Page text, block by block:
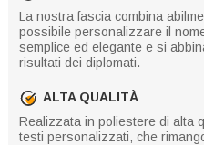
La nostra fascia combina
possibile personalizzare il
semplice ed elegante e si
risultati dei diplomati.
ALTA QUALITÀ
Realizzata in poliestere di alta
testi personalizzati, che